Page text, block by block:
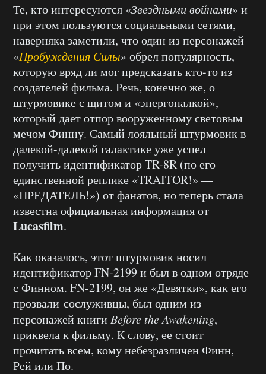
Те, кто интересуются «Звездными войнами» и
при этом пользуются социальными сетями,
наверняка заметили, что один из персонажей
«Пробуждения Силы» обрел популярность,
которую вряд ли мог предсказать кто-то из
создателей фильма. Речь, конечно же, о
штурмовике с щитом и «энергопалкой»,
который дает отпор вооруженному световым
мечом Финну. Самый лояльный штурмовик в
далекой-далекой галактике уже успел
получить идентификатор TR-8R (по его
единственной реплике «TRAITOR!» —
«ПРЕДАТЕЛЬ!») от фанатов, но теперь стала
известна официальная информация от
Lucasfilm.
Как оказалось, этот штурмовик носил
идентификатор FN-2199 и был в одном отряде
с Финном. FN-2199, он же «Девятки», как его
прозвали сослуживцы, был одним из
персонажей книги Before the Awakening,
приквела к фильму. К слову, ее стоит
прочитать всем, кому небезразличен Финн,
Рей или По.